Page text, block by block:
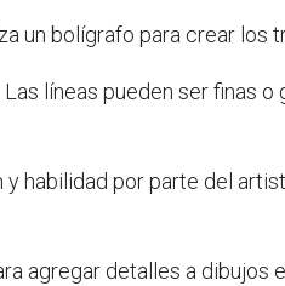
un bolígrafo para crear los
líneas pueden ser finas o
habilidad por parte del
agregar detalles a dibujos